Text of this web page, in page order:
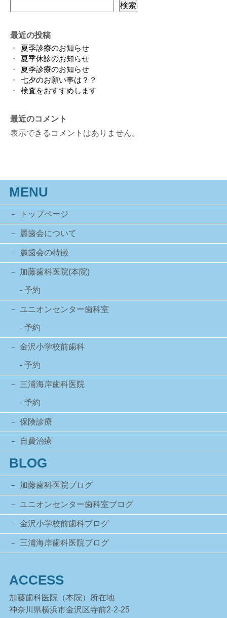
検索
最近の投稿
夏季診療のお知らせ
夏季休診のお知らせ
夏季診療のお知らせ
七夕のお願い事は？？
検査をおすすめします
最近のコメント
表示できるコメントはありません。
MENU
トップページ
麗歯会について
麗歯会の特徴
加藤歯科医院(本院)
- 予約
ユニオンセンター歯科室
- 予約
金沢小学校前歯科
- 予約
三浦海岸歯科医院
- 予約
保険診療
自費治療
BLOG
加藤歯科医院ブログ
ユニオンセンター歯科室ブログ
金沢小学校前歯科ブログ
三浦海岸歯科医院ブログ
ACCESS
加藤歯科医院（本院）所在地
神奈川県横浜市金沢区寺前2-2-25